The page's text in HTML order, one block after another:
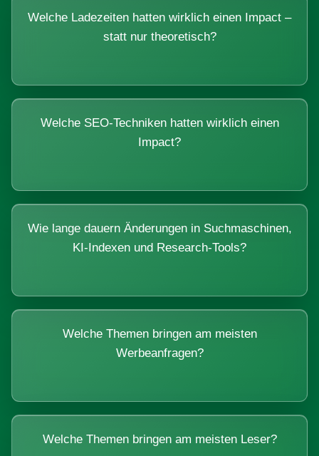
Welche Ladezeiten hatten wirklich einen Impact –
statt nur theoretisch?
Welche SEO-Techniken hatten wirklich einen
Impact?
Wie lange dauern Änderungen in Suchmaschinen,
KI-Indexen und Research-Tools?
Welche Themen bringen am meisten
Werbeanfragen?
Welche Themen bringen am meisten Leser?